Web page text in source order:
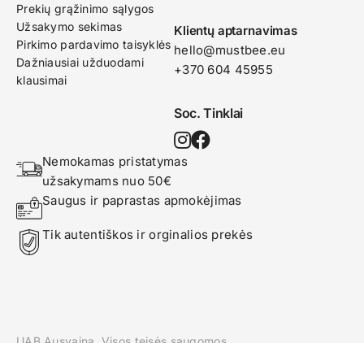
Prekių grąžinimo sąlygos
Užsakymo sekimas
Pirkimo pardavimo taisyklės
Dažniausiai užduodami
klausimai
Klientų aptarnavimas
hello@mustbee.eu
+370 604 45955
Soc. Tinklai
Nemokamas pristatymas
užsakymams nuo 50€
Saugus ir paprastas apmokėjimas
Tik autentiškos ir orginalios prekės